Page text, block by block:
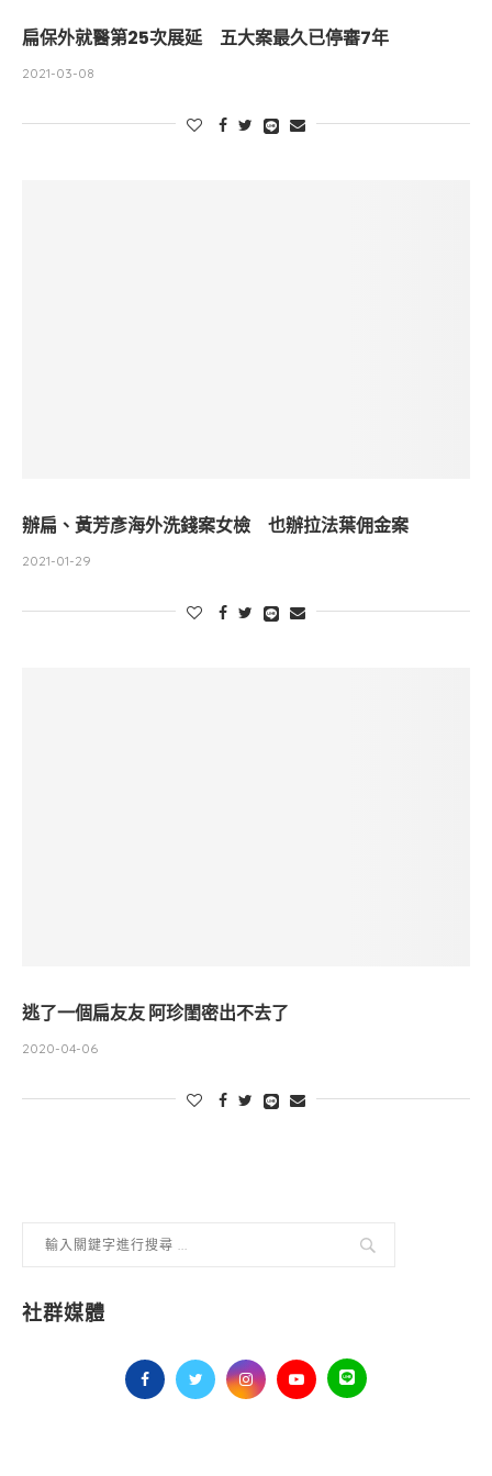
扁保外就醫第25次展延 五大案最久已停審7年
2021-03-08
辦扁、黃芳彥海外洗錢案女檢 也辦拉法葉佣金案
2021-01-29
逃了一個扁友友 阿珍閨密出不去了
2020-04-06
社群媒體